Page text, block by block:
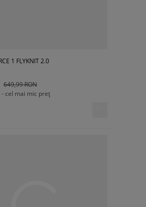
1 FLYKNIT 2.0
649,99 RON
- cel mai mic preț